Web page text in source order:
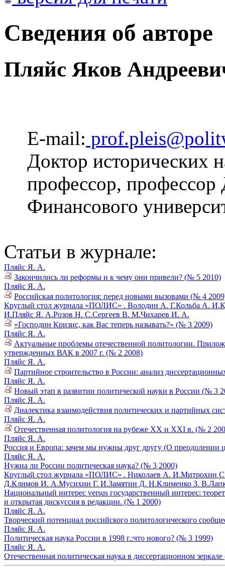
Сведения об авторе
Пляйс Яков
E-mail:
Доктор исторических
профессор, профессор
Финансового
Статьи в журнале:
Пляйс Я. А.
Закончились ли реформы и к чему они привели? (№ 5 2010)
Пляйс Я. А.
Российская политология: перед новыми вызовами (№ 4
Круглый стол журнала «ПОЛИС» . Володин А. Г.Кольба А. И.
И.Пляйс Я. А.Розов Н. С.Сергеев В. М.Чихарев И. А.
«Господин Кризис, как Вас теперь называть?» (№ 3 2009)
Пляйс Я. А.
Актуальные проблемы отечественной политологии.
утвержденных ВАК в 2007 г. (№ 2 2008)
Пляйс Я. А.
Партийное строительство в России: анализ
Пляйс Я. А.
Новый этап в развитии политической науки в России (№ 3
Пляйс Я. А.
Диалектика взаимодействия политических и партийных
Пляйс Я. А.
Отечественная политология на рубеже ХХ и XXI в. (№ 2
Пляйс Я. А.
Россия и Европа: зачем мы нужны друг другу (О преодолении
Пляйс Я. А.
Нужна ли России политическая наука? (№ 3 2000)
Круглый стол журнала «ПОЛИС» . Николаев А. И.Митрохин
Д.Климов И. А.Мусихин Г. И.Замятин Д. Н.Клименко З. В.
Национальный интерес versus государственный интерес:
и открытая дискуссия в редакции. (№ 1 2000)
Пляйс Я. А.
Творческий потенциал российского политологического
Пляйс Я. А.
Политическая наука России в 1998 г.:что нового? (№ 3 1999)
Пляйс Я. А.
Отечественная политическая наука в диссертационном